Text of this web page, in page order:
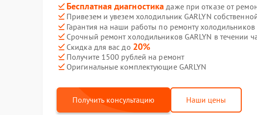
Бесплатная диагностика даже при отказе от
Привезем и увезем холодильник GARLYN
Гарантия на наши работы по ремонту холодильников
Срочный ремонт холодильников GARLYN в течении
Скидка для вас до 20%
Получите 1500 рублей на ремонт
Оригинальные комплектующие GARLYN
Получить консультацию Наши цены